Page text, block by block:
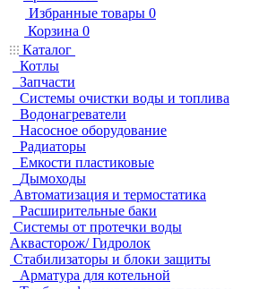
Избранные товары 0
Корзина 0
Каталог
Котлы
Запчасти
Системы очистки воды и топлива
Водонагреватели
Насосное оборудование
Радиаторы
Емкости пластиковые
Дымоходы
Автоматизация и термостатика
Расширительные баки
Системы от протечки воды
Аквасторож/ Гидролок
Стабилизаторы и блоки защиты
Арматура для котельной